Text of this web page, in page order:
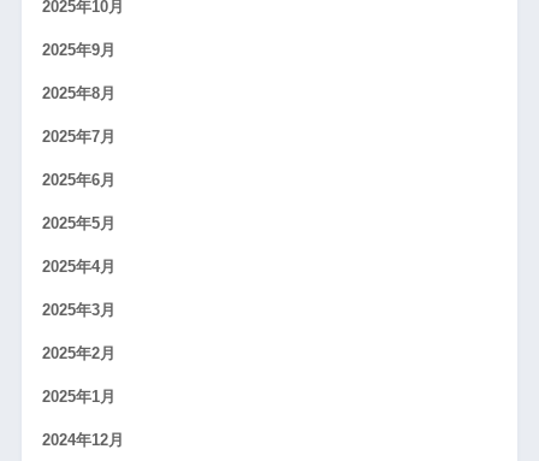
2025年10月
2025年9月
2025年8月
2025年7月
2025年6月
2025年5月
2025年4月
2025年3月
2025年2月
2025年1月
2024年12月